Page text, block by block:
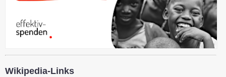
Wikipedia-Links